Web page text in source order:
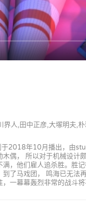
人,田中正彦,大塚明夫,
2018年10月播出，由
偶， 所以对于机械设
，他们雇人追杀胜。胜
了马戏团， 鸣海已无
一幕幕轰烈非常的战斗